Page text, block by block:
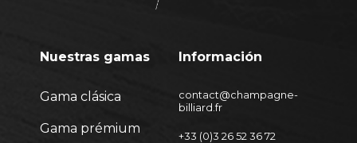
Nuestras gamas
Gama clásica
Gama prémium
Información
contact@champagne-
billiard.fr
+33 (0)3 26 52 36 72